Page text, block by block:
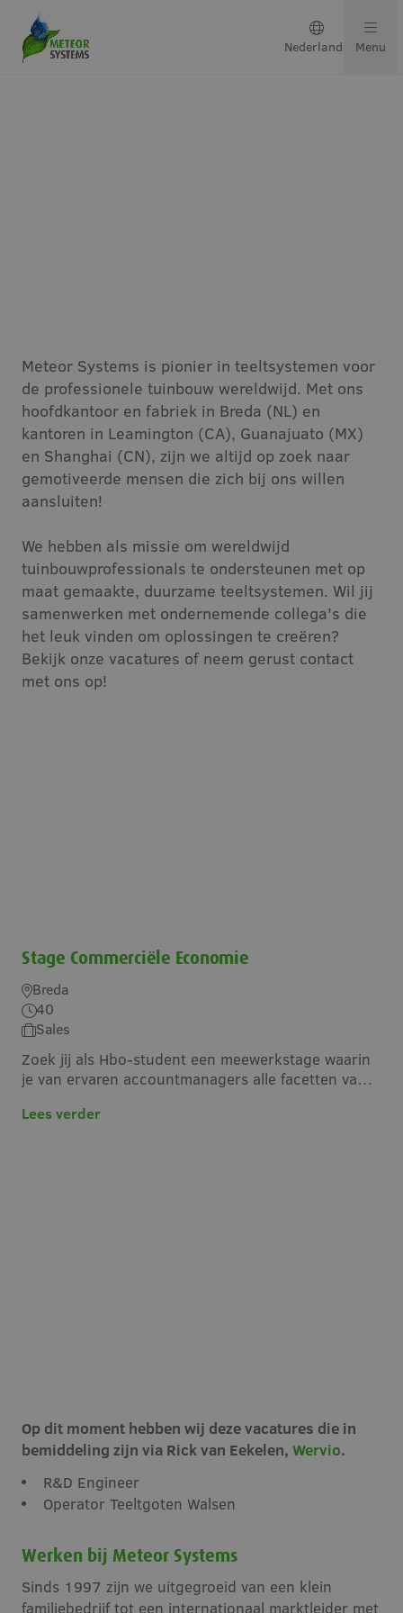
Nederlands Menu
Projecten & updates
Vacatures
Contact
Meteor Systems is pionier in teeltsystemen voor
de professionele tuinbouw wereldwijd. Met ons
hoofdkantoor en fabriek in Breda (NL) en
kantoren in Leamington (CA), Guanajuato (MX)
en Shanghai (CN), zijn we altijd op zoek naar
gemotiveerde mensen die zich bij ons willen
aansluiten!
We hebben als missie om wereldwijd
tuinbouwprofessionals te ondersteunen met op
maat gemaakte, duurzame teeltsystemen. Wil jij
samenwerken met ondernemende collega's die
het leuk vinden om oplossingen te creëren?
Bekijk onze vacatures of neem gerust contact
met ons op!
Stage Commerciële Economie
Breda
40
Sales
Zoek jij als Hbo-student een meewerkstage waarin
je van ervaren accountmanagers alle facetten van
Lees verder
Op dit moment hebben wij deze vacatures die in
bemiddeling zijn via Rick van Eekelen, Wervio.
R&D Engineer
Operator Teeltgoten Walsen
Werken bij Meteor Systems
Sinds 1997 zijn we uitgegroeid van een klein
familiebedrijf tot een internationaal marktleider met